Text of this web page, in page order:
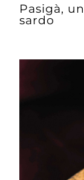
Pasigà,
sardo